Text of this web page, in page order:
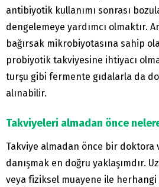
antibiyotik kullanımı sonrası
dengelemeye yardımcı olmaktır.
bağırsak mikrobiyotasına sahip
probiyotik takviyesine ihtiyacı
turşu gibi fermente gıdalarla da
alınabilir.
Takviyeleri almadan önce
Takviye almadan önce bir doktora
danışmak en doğru yaklaşımdır.
veya fiziksel muayene ile